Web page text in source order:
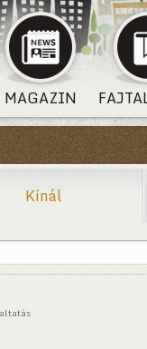
MAGAZIN
Kínál